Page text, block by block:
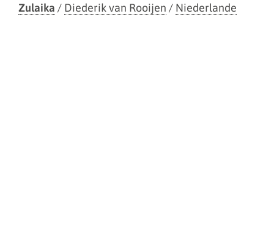
Zulaika / Diederik van Rooijen / Niederlande